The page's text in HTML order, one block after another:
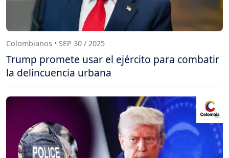
Colombianos • SEP 30 / 2025
Trump promete usar el ejército para combatir
la delincuencia urbana